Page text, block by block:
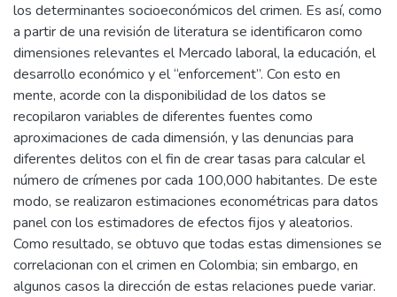
los determinantes socioeconómicos del crimen. Es así, como
a partir de una revisión de literatura se identificaron como
dimensiones relevantes el Mercado laboral, la educación, el
desarrollo económico y el “enforcement”. Con esto en
mente, acorde con la disponibilidad de los datos se
recopilaron variables de diferentes fuentes como
aproximaciones de cada dimensión, y las denuncias para
diferentes delitos con el fin de crear tasas para calcular el
número de crímenes por cada 100,000 habitantes. De este
modo, se realizaron estimaciones econométricas para datos
panel con los estimadores de efectos fijos y aleatorios.
Como resultado, se obtuvo que todas estas dimensiones se
correlacionan con el crimen en Colombia; sin embargo, en
algunos casos la dirección de estas relaciones puede variar.